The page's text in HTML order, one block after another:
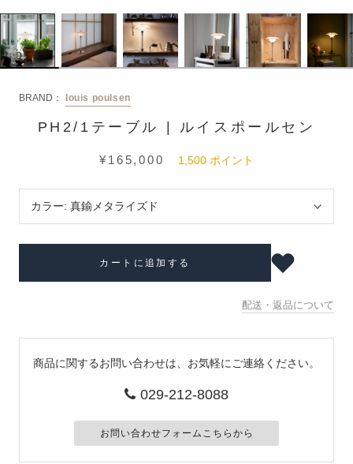
BRAND： louis poulsen
PH2/1テーブル | ルイスポールセン
¥165,000 1,500 ポイント
カラー: 真鍮メタライズド
カートに追加する
配送・返品について
商品に関するお問い合わせは、お気軽にご連絡ください。
029-212-8088
お問い合わせフォームこちらから